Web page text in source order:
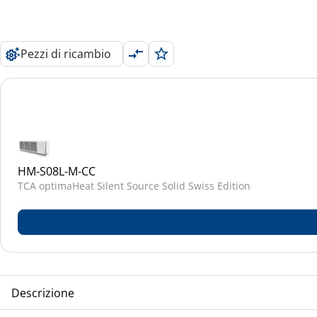
Pezzi di ricambio
HM-S08L-M-CC
TCA optimaHeat Silent Source Solid Swiss Edition
Descrizione